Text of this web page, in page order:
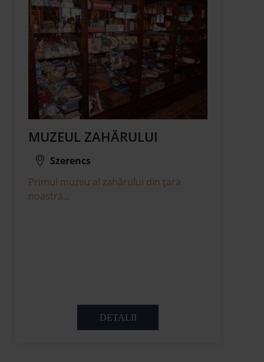
MUZEUL ZAHĂRULUI
Szerencs
Primul muzeu al zahărului din țara
noastră...
DETALII